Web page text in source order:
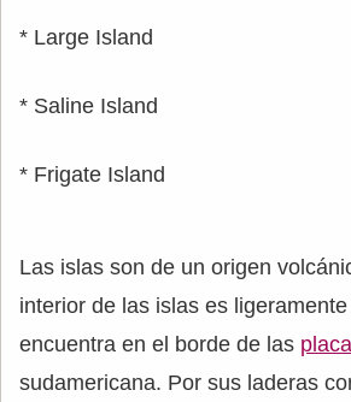
* Large Island
* Saline Island
* Frigate Island
Las islas son de un origen
interior de las islas es
encuentra en el borde de las
sudamericana. Por sus laderas